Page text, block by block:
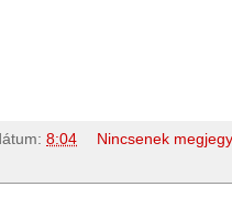
8:04
Nincsenek